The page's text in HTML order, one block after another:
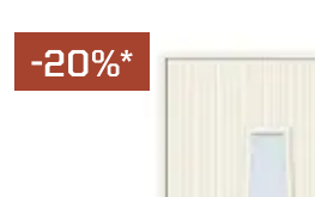
-20%*